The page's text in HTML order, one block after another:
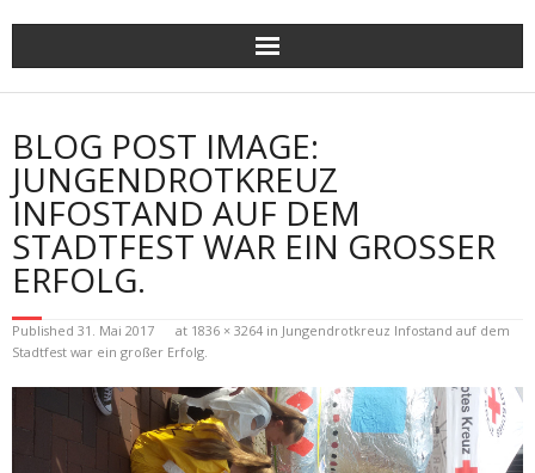
BLOG POST IMAGE:
JUNGENDROTKREUZ
INFOSTAND AUF DEM
STADTFEST WAR EIN GROSSER E
RFOLG.
Published 31. Mai 2017 at 1836 × 3264 in Jungendrotkreuz Infostand auf dem
Stadtfest war ein großer Erfolg.